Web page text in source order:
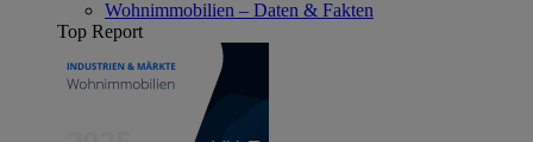
Wohnimmobilien – Daten & Fakten
Top Report